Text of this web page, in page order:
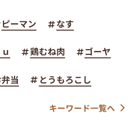
ピーマン なす
鶏むね肉 ゴーヤ
当 とうもろこし
キーワード一覧へ